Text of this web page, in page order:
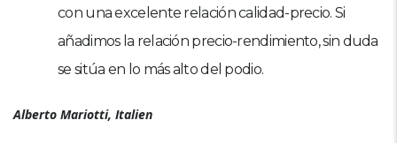
con una excelente relación calidad-precio. Si
añadimos la relación precio-rendimiento,sin duda
se sitúa en lo más alto del podio.
Alberto Mariotti, Italien